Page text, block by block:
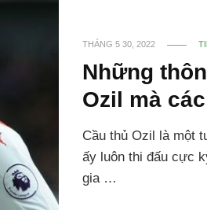
THÁNG 5 30, 2022
Những
Ozil mà
Cầu thủ Ozil là một
ấy luôn thi đấu cực
gia …